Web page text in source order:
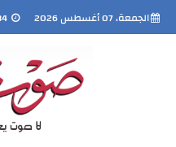
الجمعة، 07 أغسطس 2026